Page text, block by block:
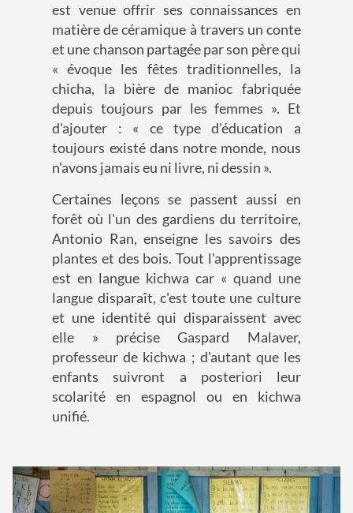
est venue offrir ses connaissances en
matière de céramique à travers un conte
et une chanson partagée par son père qui
« évoque les fêtes traditionnelles, la
chicha, la bière de manioc fabriquée
depuis toujours par les femmes ». Et
d'ajouter : « ce type d'éducation a
toujours existé dans notre monde, nous
n'avons jamais eu ni livre, ni dessin ».
Certaines leçons se passent aussi en
forêt où l'un des gardiens du territoire,
Antonio Ran, enseigne les savoirs des
plantes et des bois. Tout l'apprentissage
est en langue kichwa car « quand une
langue disparaît, c'est toute une culture
et une identité qui disparaissent avec
elle » précise Gaspard Malaver,
professeur de kichwa ; d'autant que les
enfants suivront a posteriori leur
scolarité en espagnol ou en kichwa
unifié.